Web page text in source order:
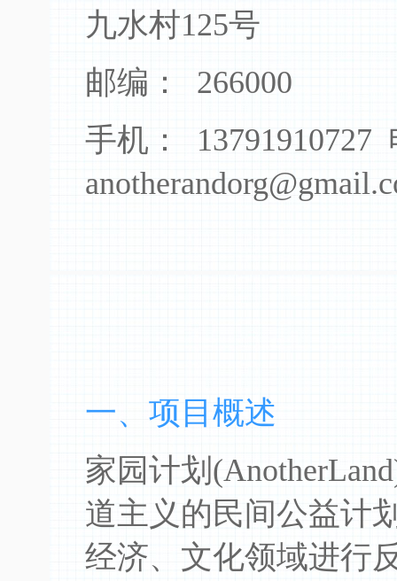
九水村125号
邮编： 266000
手机： 13791910727
一、项目概述
家园计划
道主义的民间公益计
经济、文化领域进行